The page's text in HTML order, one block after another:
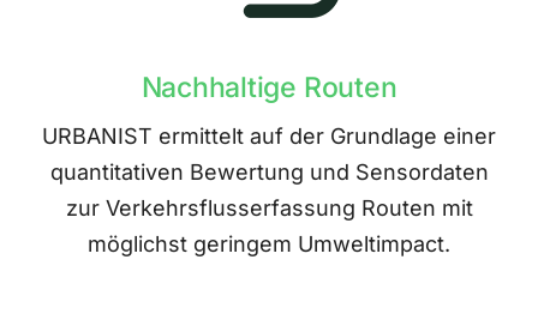
Nachhaltige Routen
URBANIST ermittelt auf der Grundlage einer
quantitativen Bewertung und Sensordaten
zur Verkehrsflusserfassung Routen mit
möglichst geringem Umweltimpact.